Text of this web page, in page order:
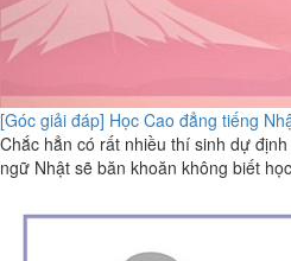
[Góc giải đáp] Học Cao đẳng tiếng
Chắc hẳn có rất nhiều thí sinh dự
ngữ Nhật sẽ băn khoăn không biết